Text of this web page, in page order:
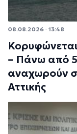
08.08.2026 · 13:48
– Πάνω από
αναχωρούν
Αττικής